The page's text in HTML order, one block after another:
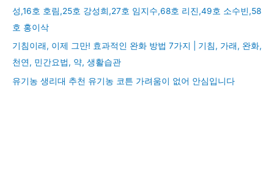
성,16호 호림,25호 강성희,27호 임지수,68호 리진,49호 소수빈,58
호 홍이삭
기침이래, 이제 그만! 효과적인 완화 방법 7가지 | 기침, 가래, 완화,
천연, 민간요법, 약, 생활습관
유기농 생리대 추천 유기농 코튼 가려움이 없어 안심입니다